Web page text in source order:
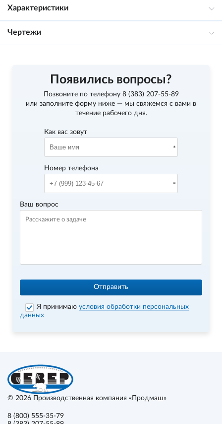
Характеристики
Чертежи
Появились вопросы?
Позвоните по телефону 8 (383) 207-55-89
или заполните форму ниже — мы свяжемся с вами в
течение рабочего дня.
Как вас зовут
Номер телефона
Ваш вопрос
Отправить
Я принимаюусловия обработки персональных
данных
© 2026 Производственная компания «Продмаш»
8 (800) 555-35-79